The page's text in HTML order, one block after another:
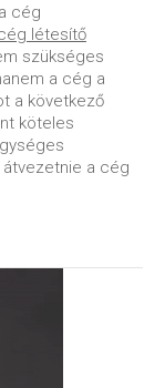
cég
létesítő
szükséges
a cég a
a következő
köteles
a cég